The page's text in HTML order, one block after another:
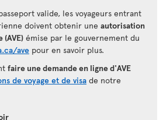
valide, les voyageurs entrant
doivent obtenir une autorisation
émise par le gouvernement du
ave pour en savoir plus.
faire une demande en ligne d'AVE
de voyage et de visa